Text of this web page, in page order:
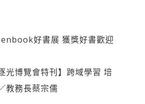
好書展 獲獎好書歡迎
光博覽會特刊】跨域學習 培
教務長蔡宗儒